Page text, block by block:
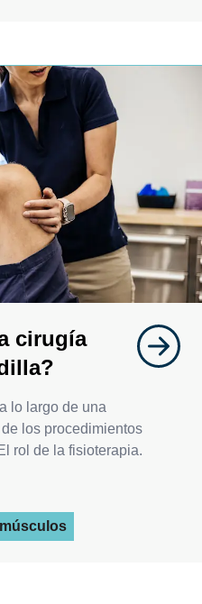
cirugía
lo largo de una
los procedimientos
rol de la fisioterapia.